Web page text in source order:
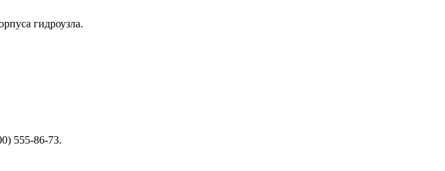
гидроузла.
555-86-73.